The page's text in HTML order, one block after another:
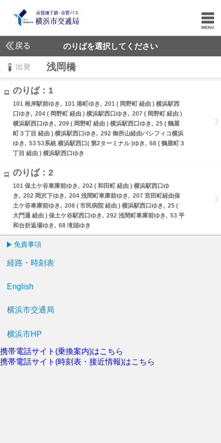
戻る のりばを選択してください
出発 浅岡橋
のりば：1
101 根岸駅前ゆき, 101 港町ゆき, 201 ( 岡野町 経由 ) 横浜駅西
口ゆき, 204 ( 岡野町 経由 ) 横浜駅西口ゆき, 207 ( 岡野町 経由 )
横浜駅西口ゆき, 209 ( 岡野町 経由 ) 横浜駅西口ゆき, 25 ( 鶴屋
町３丁目 経由 ) 横浜駅西口ゆき, 292 御所山経由パシフィコ横浜
ゆき, 53 53系統 横浜駅西口( 第2ターミナル )ゆき, 68 ( 鶴屋町３
丁目 経由 ) 横浜駅西口ゆき
のりば：2
101 保土ケ谷車庫前ゆき, 202 ( 和田町 経由 ) 横浜駅西口ゆ
き, 202 岡沢下ゆき, 204 浅間町車庫前ゆき, 207 宮田町経由保
土ケ谷車庫前ゆき, 208 ( 市民病院 経由 ) 横浜駅西口ゆき, 25 (
大門通 経由 ) 保土ケ谷駅西口ゆき, 292 浅間町車庫前ゆき, 53 平
和台折返場ゆき, 68 滝頭ゆき
免責事項
経路・時刻表
English
横浜市交通局
横浜市HP
携帯電話サイト(乗換案内)はこちら
携帯電話サイト(時刻表・接近情報)はこちら